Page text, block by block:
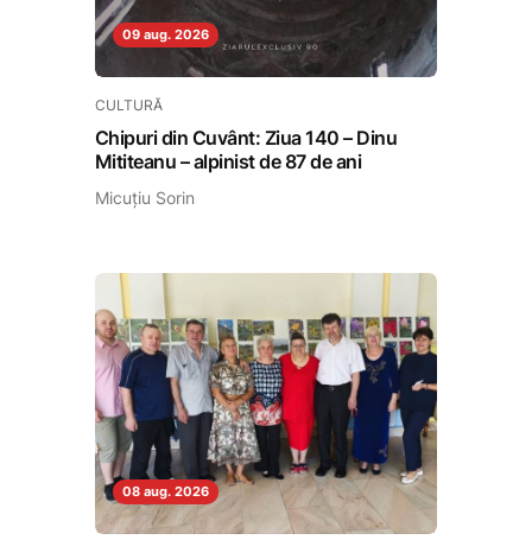
09 aug. 2026
CULTURĂ
Chipuri din Cuvânt: Ziua 140 – Dinu
Mititeanu – alpinist de 87 de ani
Micuțiu Sorin
08 aug. 2026